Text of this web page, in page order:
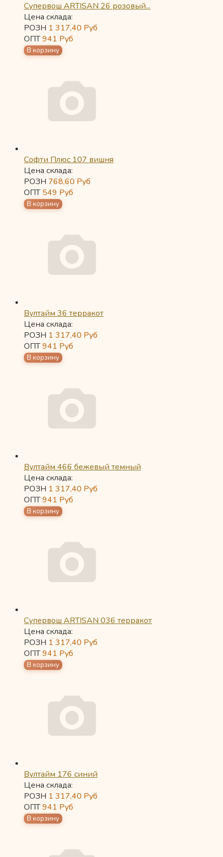
Супервош ARTISAN 26 розовый...
Цена склада:
РОЗН 1 317,40 Руб
ОПТ941 Руб
Софти Плюс 107 вишня
Цена склада:
РОЗН 768,60 Руб
ОПТ549 Руб
Вултайм 36 терракот
Цена склада:
РОЗН 1 317,40 Руб
ОПТ941 Руб
Вултайм 466 бежевый темный
Цена склада:
РОЗН 1 317,40 Руб
ОПТ941 Руб
Супервош ARTISAN 036 терракот
Цена склада:
РОЗН 1 317,40 Руб
ОПТ941 Руб
Вултайм 176 синий
Цена склада:
РОЗН 1 317,40 Руб
ОПТ941 Руб